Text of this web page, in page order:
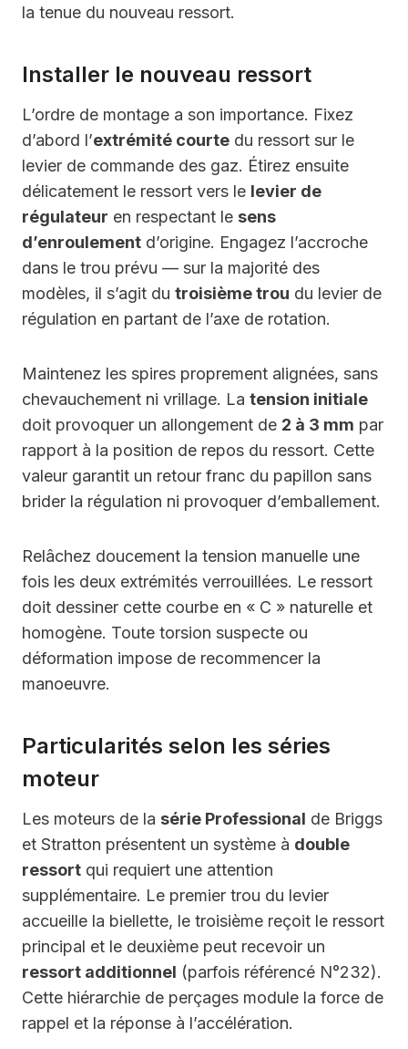
la tenue du nouveau ressort.
Installer le nouveau ressort
L’ordre de montage a son importance. Fixez
d’abord l’extrémité courte du ressort sur le
levier de commande des gaz. Étirez ensuite
délicatement le ressort vers le levier de
régulateur en respectant le sens
d’enroulement d’origine. Engagez l’accroche
dans le trou prévu — sur la majorité des
modèles, il s’agit du troisième trou du levier de
régulation en partant de l’axe de rotation.
Maintenez les spires proprement alignées, sans
chevauchement ni vrillage. La tension initiale
doit provoquer un allongement de 2 à 3 mm par
rapport à la position de repos du ressort. Cette
valeur garantit un retour franc du papillon sans
brider la régulation ni provoquer d’emballement.
Relâchez doucement la tension manuelle une
fois les deux extrémités verrouillées. Le ressort
doit dessiner cette courbe en « C » naturelle et
homogène. Toute torsion suspecte ou
déformation impose de recommencer la
manoeuvre.
Particularités selon les séries
moteur
Les moteurs de la série Professional de Briggs
et Stratton présentent un système à double
ressort qui requiert une attention
supplémentaire. Le premier trou du levier
accueille la biellette, le troisième reçoit le ressort
principal et le deuxième peut recevoir un
ressort additionnel (parfois référencé N°232).
Cette hiérarchie de perçages module la force de
rappel et la réponse à l’accélération.